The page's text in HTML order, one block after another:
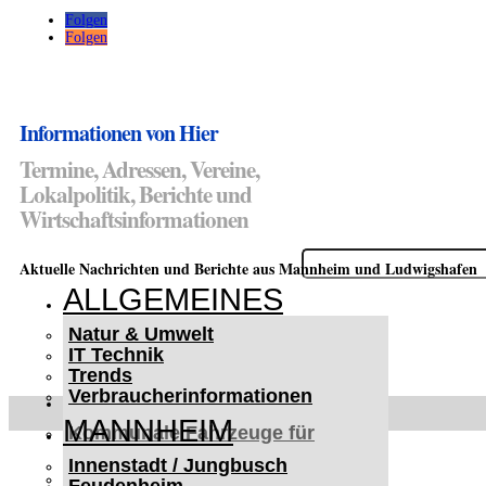
Folgen
Folgen
Informationen von Hier
Termine, Adressen, Vereine,
Lokalpolitik, Berichte und
Wirtschaftsinformationen
Suchen
nach:
Aktuelle Nachrichten und Berichte aus Mannheim und Ludwigshafen
ALLGEMEINES
Natur & Umwelt
IT Technik
Trends
Verbraucherinformationen
MANNHEIM
Innenstadt / Jungbusch
< UKRAINE >
Kommunale Fahrzeuge für
Czernowitz
Nutzfahrzeuge für Czernowitz